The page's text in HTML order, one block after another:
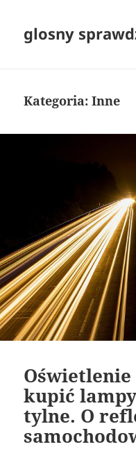
glosny
Kategoria:Inne
kupić
tylne. O